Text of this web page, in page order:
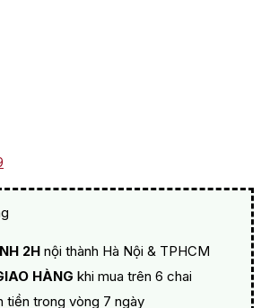
2H nội thành Hà Nội & TPHCM
HÀNG khi mua trên 6 chai
tiền trong vòng 7 ngày